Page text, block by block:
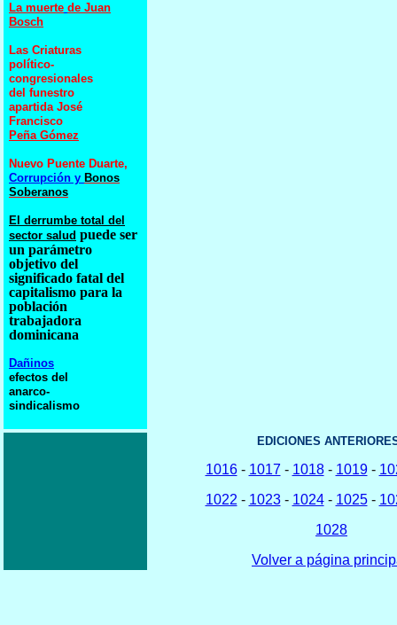
La muerte de Juan
Bosch
Las Criaturas
político-
congresionales
del funestro
apartida José
Francisco
Peña Gómez
Nuevo Puente Duarte,
Corrupción y Bonos
Soberanos
El derrumbe total del
sector salud puede ser
un parámetro
objetivo del
significado fatal del
capitalismo para la
población
trabajadora
dominicana
Dañinos
efectos del
anarco-
sindicalismo
EDICIONES
1016- 1017- 1018- 1019-
1022 - 1023- 1024- 1025-
1028
Volver a página